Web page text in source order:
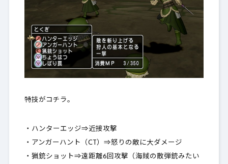
特技がコチラ。
・ハンターエッジ⇒近接攻撃
・アンガーハント（CT）⇒怒りの敵に大ダメージ
・猟銃ショット⇒遠距離6回攻撃（海賊の散弾銃みたい